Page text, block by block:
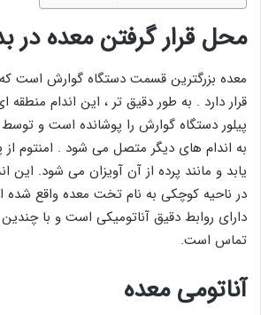
محل قرار گرفتن معده در
معده بزرگترین قسمت دستگاه گوارش است
قرار دارد . به طور دقیق تر ، این اندام
پیلور دستگاه گوارش را پوشانده است و
به اندام های دیگر متصل می شود . امنتوم از
یابد و مانند پرده از آن آویزان می شود. این
در ناحیه کوچکی به نام تخت معده واقع
دارای روابط دقیق آناتومیکی است و با
تماس است.
آناتومی معده